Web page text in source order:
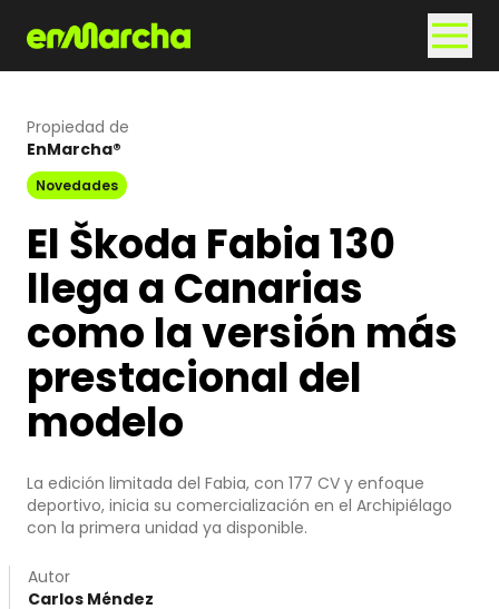
Propiedad de
EnMarcha®
Novedades
El Škoda Fabia 130
llega a Canarias
como la versión más
prestacional del
modelo
La edición limitada del Fabia, con 177 CV y enfoque
deportivo, inicia su comercialización en el Archipiélago
con la primera unidad ya disponible.
Autor
Carlos Méndez